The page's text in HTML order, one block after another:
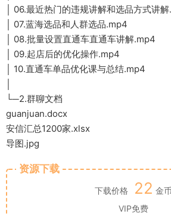
│ 06.最近热门的违规讲解和选品方式讲
│ 07.蓝海选品和人群选品.mp4
│ 08.批量设置直通车直通车讲解.mp4
│ 09.起店后的优化操作.mp4
│ 10.直通车单品优化课与总结.mp4
└─2.群聊文档
guanjuan.docx
安信汇总1200家.xlsx
导图.jpg
资源下载
下载价格 22 金币
VIP免费